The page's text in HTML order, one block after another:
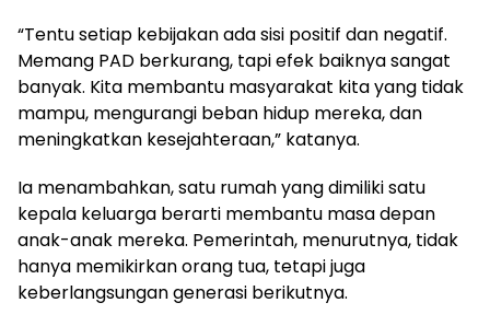
“Tentu setiap kebijakan ada sisi positif dan negatif.
Memang PAD berkurang, tapi efek baiknya sangat
banyak. Kita membantu masyarakat kita yang tidak
mampu, mengurangi beban hidup mereka, dan
meningkatkan kesejahteraan,” katanya.
Ia menambahkan, satu rumah yang dimiliki satu
kepala keluarga berarti membantu masa depan
anak-anak mereka. Pemerintah, menurutnya, tidak
hanya memikirkan orang tua, tetapi juga
keberlangsungan generasi berikutnya.